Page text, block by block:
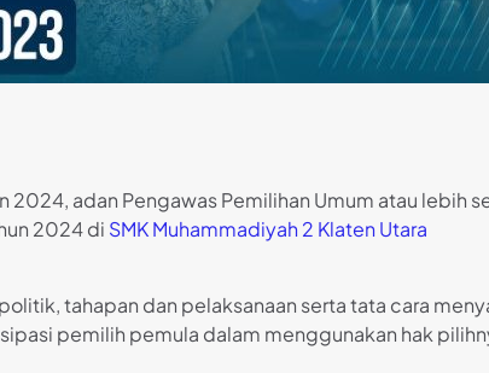
adan Pengawas Pemilihan Umum atau lebih
2024 di SMK Muhammadiyah 2 Klaten Utara
tahapan dan pelaksanaan serta tata cara
pemilih pemula dalam menggunakan hak